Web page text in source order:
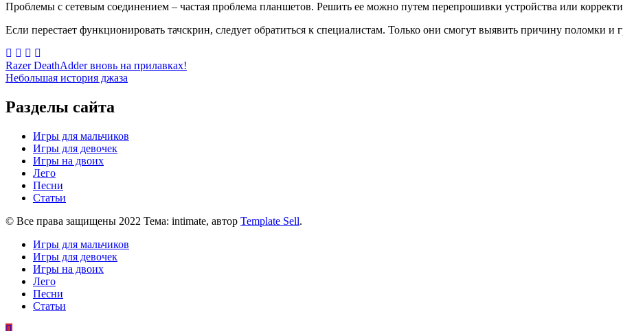
Проблемы с сетевым соединением – частая проблема планшетов. Решить ее можно путем перепрошивки устройства или
Если перестает функционировать тачскрин, следует обратиться к специалистам. Только они смогут выявить причину поломки и
Навигация
по
записям
Razer DeathAdder вновь на прилавках!
Небольшая история джаза
Разделы сайта
Игры для мальчиков
Игры для девочек
Игры на двоих
Лего
Песни
Статьи
© Все права защищены 2022 Тема: intimate, автор Template Sell.
Игры для мальчиков
Игры для девочек
Игры на двоих
Лего
Песни
Статьи